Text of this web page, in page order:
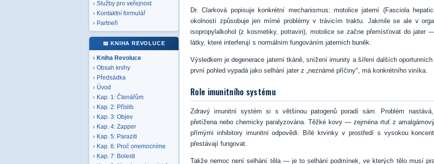
Služby pro veřejnost
Kontaktní formulář
Partneři
📖 KNIHA REVOLUCE
Kniha Revoluce
Obsah knihy
Předsádka
Úvod
Kap. 1: Čtenářům
Kap. 2: Příslib
Kap. 3: Objev
Kap. 4: Zapper
Kap. 5: Paraziti
Kap. 6: Proč onemocníme
Kap. 7: Bolesti
Dr. Clarková popisuje konkrétní mechanismus: motolice jaterní (Fasciola
okolností způsobuje jen mírné problémy v trávicím traktu. Jakmile se ale v
isopropylalkohol (z kosmetiky, potravin), motolice se začne přemísťovat do jater
látky, které interferují s normálním fungováním jaterních buněk.
Výsledkem je degenerace jaterní tkáně, snížení imunity a šíření dalších
první pohled vypadá jako selhání jater z „neznámé příčiny", má konkrétního viníka.
Role imunitního systému
Zdravý imunitní systém si s většinou patogenů poradí sám. Problém
přetížena nebo chemicky paralyzována. Těžké kovy — zejména rtuť z
přímými inhibitory imunitní odpovědi. Bílé krvinky v prostředí s vysokou
přestávají fungovat.
Takže nemoc není selhání těla — je to selhání podmínek, ve kterých tělo musí